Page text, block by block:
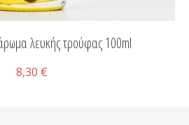
λευκής τρούφας 100ml
8,30 €